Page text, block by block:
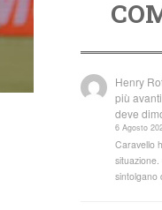
Henry
più
deve
6 Agosto
Caravello
sintolgano